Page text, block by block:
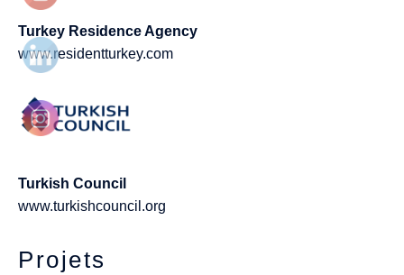
Turkey Residence Agency
www.residentturkey.com
Turkish Council
www.turkishcouncil.org
Projets